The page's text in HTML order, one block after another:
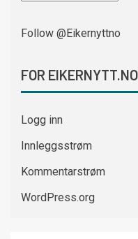
Follow @Eikernyttno
FOR EIKERNYTT.NO
Logg inn
Innleggsstrøm
Kommentarstrøm
WordPress.org